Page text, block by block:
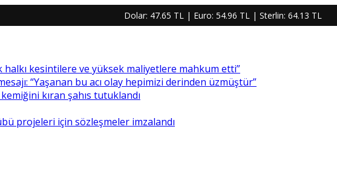
Dolar: 47.65 TL| Euro: 54.96 TL| Sterlin: 64.13 TL
halkı kesintilere ve yüksek maliyetlere mahkum etti”
“Yaşanan bu acı olay hepimizi derinden üzmüştür”
kıran şahıs tutuklandı
projeleri için sözleşmeler imzalandı